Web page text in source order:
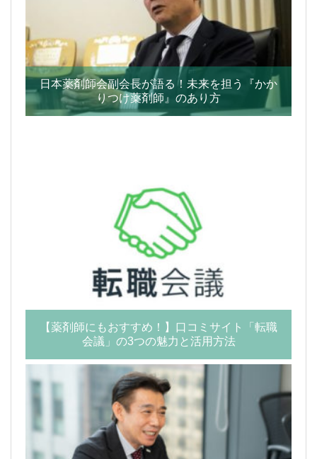
日本薬剤師会副会長が語る！未来を担う『かか
りつけ薬剤師』のあり方
【薬剤師にもおすすめ！】口コミサイト「転職
会議」の3つの魅力と活用方法